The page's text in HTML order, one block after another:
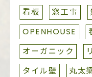
看板
窓工事
OPENHOUSE
オーガニック
タイル壁
丸太